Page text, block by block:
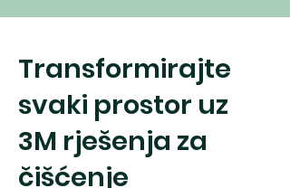
Transformirajte
svaki prostor uz
3M rješenja za
čišćenje